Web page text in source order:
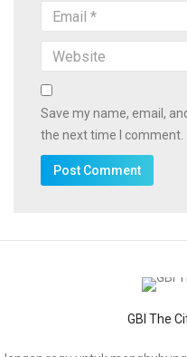
Save my name, email,
the next time I comment.
GBI The